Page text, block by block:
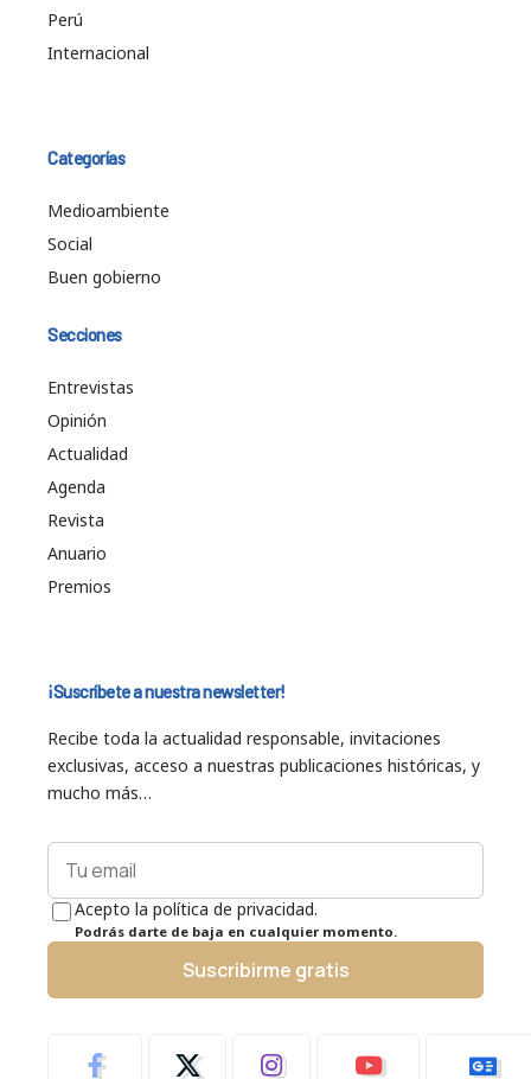
Perú
Internacional
Categorías
Medioambiente
Social
Buen gobierno
Secciones
Entrevistas
Opinión
Actualidad
Agenda
Revista
Anuario
Premios
¡Suscríbete a nuestra newsletter!
Recibe toda la actualidad responsable, invitaciones
exclusivas, acceso a nuestras publicaciones históricas, y
mucho más…
Acepto la política de privacidad.
Podrás darte de baja en cualquier momento.
Suscribirme gratis